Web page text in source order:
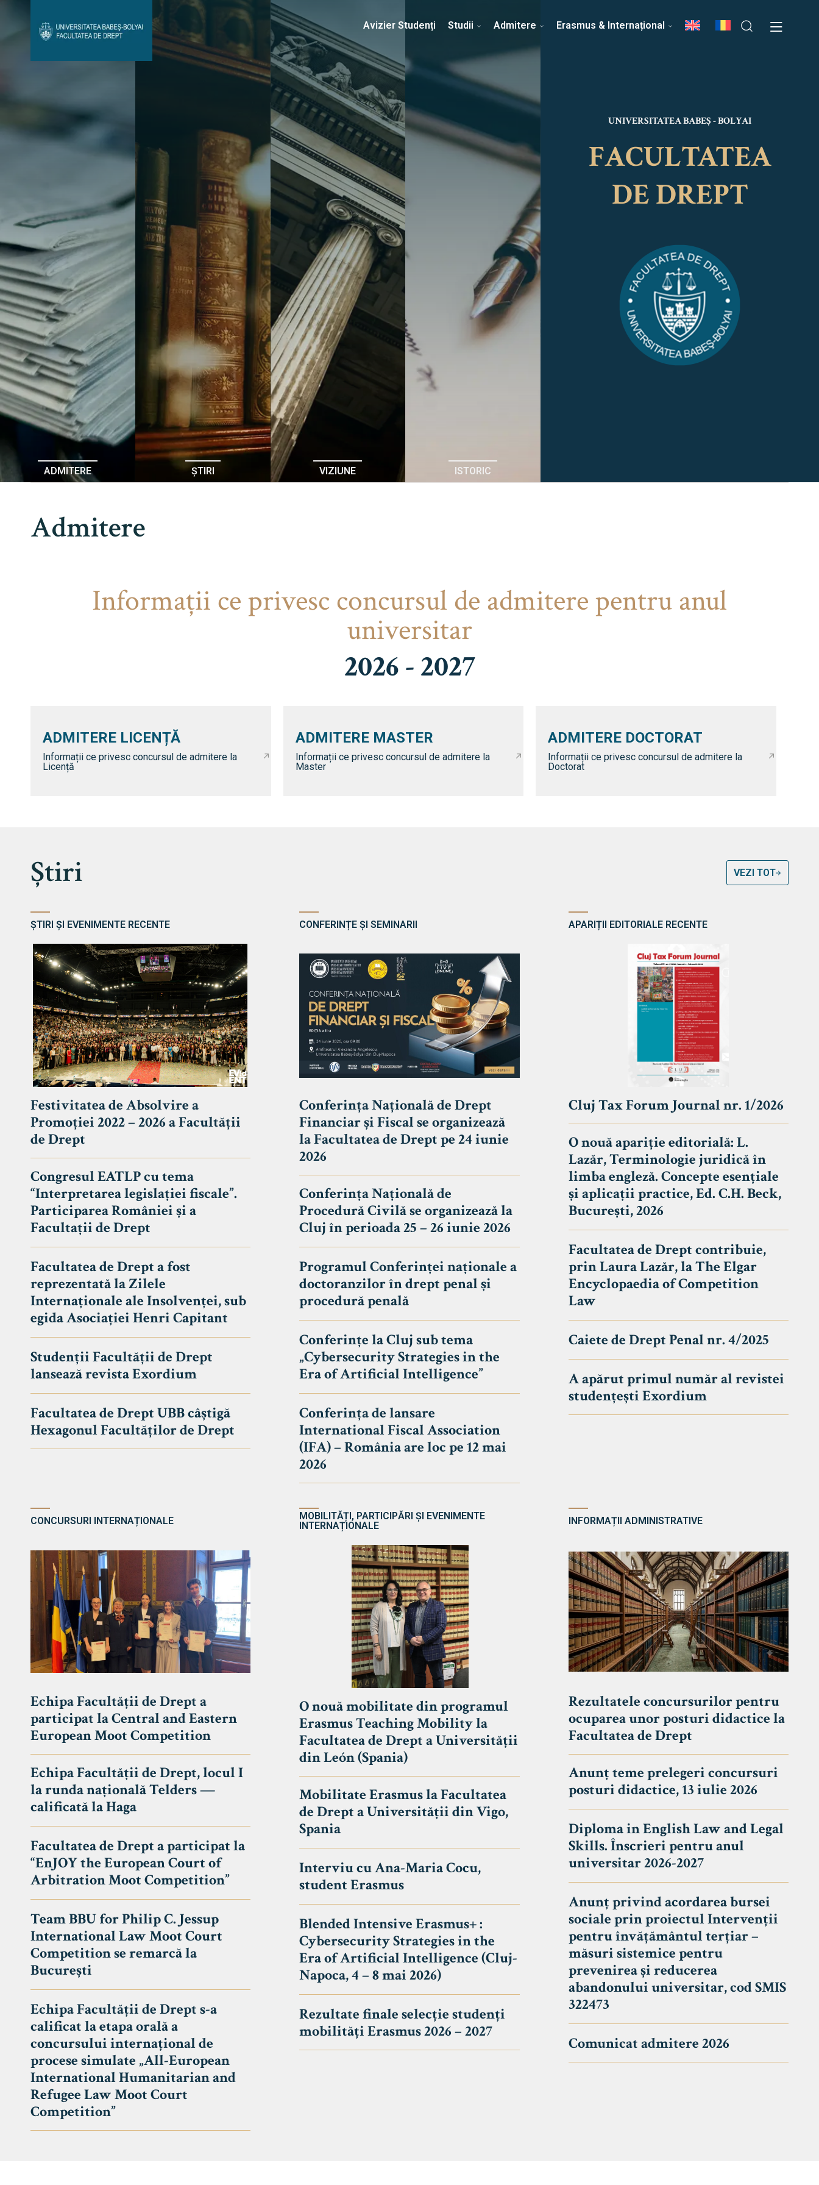
Avizier Studenți Admitere Erasmus & Internațional Despre Facultate Știri Echipa Facultății
Contact
UNIVERSITATEA BABEȘ - BOLYAI
FACULTATEA
DE DREPT
Avizier Studenți
Studii
Admitere
Erasmus & Internațional
Știri
Echipa Facultății
Bibliotecă & Reviste
Avizier Studenți Studii Admitere Erasmus & Internațional
ADMITERE ȘTIRI VIZIUNE ISTORIC
UNIVERSITATEA BABEȘ - BOLYAI
FACULTATEA
DE DREPT
Admitere
Informaţii ce privesc concursul de admitere pentru anul
universitar
2026 - 2027
ADMITERE LICENȚĂ
Informații ce privesc concursul de admitere la
Licență
ADMITERE MASTER
Informații ce privesc concursul de admitere la
Master
ADMITERE DOCTORAT
Informații ce privesc concursul de admitere la
Doctorat
Știri VEZI TOT
ȘTIRI ȘI EVENIMENTE RECENTE
Festivitatea de Absolvire a
Promoției 2022 – 2026 a Facultății
de Drept
Congresul EATLP cu tema
“Interpretarea legislației fiscale”.
Participarea României și a
Facultații de Drept
Facultatea de Drept a fost
reprezentată la Zilele
Internaționale ale Insolvenței, sub
egida Asociației Henri Capitant
Studenții Facultății de Drept
lansează revista Exordium
Facultatea de Drept UBB câștigă
Hexagonul Facultăților de Drept
CONFERINȚE ȘI SEMINARII
Conferința Națională de Drept
Financiar și Fiscal se organizează
la Facultatea de Drept pe 24 iunie
2026
Conferința Națională de
Procedură Civilă se organizează la
Cluj în perioada 25 – 26 iunie 2026
Programul Conferinței naționale a
doctoranzilor în drept penal și
procedură penală
Conferințe la Cluj sub tema
„Cybersecurity Strategies in the
Era of Artificial Intelligence”
Conferința de lansare
International Fiscal Association
(IFA) – România are loc pe 12 mai
2026
APARIȚII EDITORIALE RECENTE
Cluj Tax Forum Journal nr. 1/2026
O nouă apariție editorială: L.
Lazăr, Terminologie juridică în
limba engleză. Concepte esențiale
și aplicații practice, Ed. C.H. Beck,
București, 2026
Facultatea de Drept contribuie,
prin Laura Lazăr, la The Elgar
Encyclopaedia of Competition
Law
Caiete de Drept Penal nr. 4/2025
A apărut primul număr al revistei
studențești Exordium
CONCURSURI INTERNAȚIONALE
Echipa Facultății de Drept a
participat la Central and Eastern
European Moot Competition
Echipa Facultății de Drept, locul I
la runda națională Telders —
calificată la Haga
Facultatea de Drept a participat la
“EnJOY the European Court of
Arbitration Moot Competition”
Team BBU for Philip C. Jessup
International Law Moot Court
Competition se remarcă la
București
Echipa Facultății de Drept s-a
calificat la etapa orală a
concursului internațional de
procese simulate „All-European
International Humanitarian and
Refugee Law Moot Court
Competition”
MOBILITĂȚI, PARTICIPĂRI ȘI EVENIMENTE
INTERNAȚIONALE
O nouă mobilitate din programul
Erasmus Teaching Mobility la
Facultatea de Drept a Universității
din León (Spania)
Mobilitate Erasmus la Facultatea
de Drept a Universității din Vigo,
Spania
Interviu cu Ana-Maria Cocu,
student Erasmus
Blended Intensive Erasmus+ :
Cybersecurity Strategies in the
Era of Artificial Intelligence (Cluj-
Napoca, 4 – 8 mai 2026)
Rezultate finale selecție studenți
mobilități Erasmus 2026 – 2027
INFORMAȚII ADMINISTRATIVE
Rezultatele concursurilor pentru
ocuparea unor posturi didactice la
Facultatea de Drept
Anunț teme prelegeri concursuri
posturi didactice, 13 iulie 2026
Diploma in English Law and Legal
Skills. Înscrieri pentru anul
universitar 2026-2027
Anunț privind acordarea bursei
sociale prin proiectul Intervenții
pentru învățământul terțiar –
măsuri sistemice pentru
prevenirea și reducerea
abandonului universitar, cod SMIS
322473
Comunicat admitere 2026